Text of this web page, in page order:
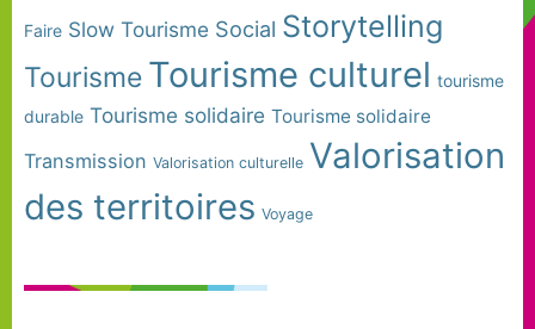
Faire Slow Tourisme Social Storytelling
Tourisme Tourisme culturel tourisme
durable Tourisme solidaire Tourisme solidaire
Transmission Valorisation culturelle Valorisation
des territoires Voyage